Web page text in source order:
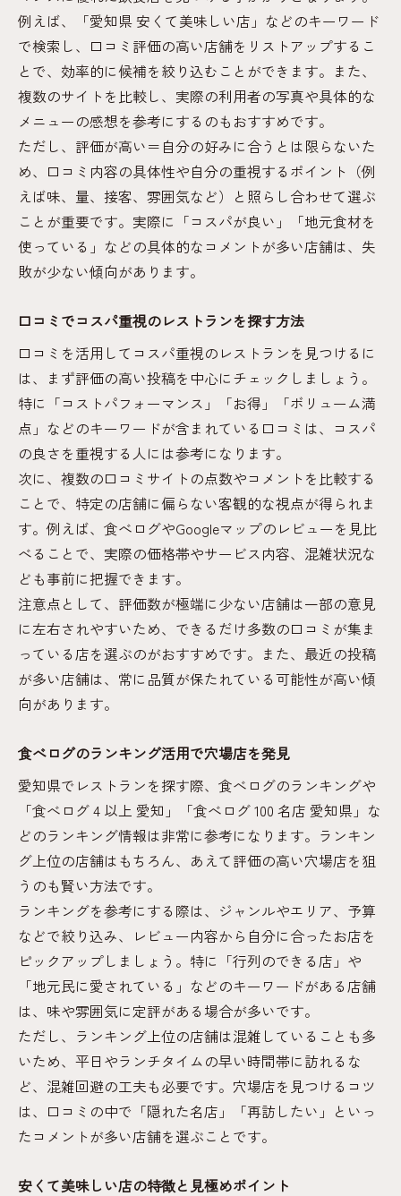
例えば、「愛知県 安くて美味しい店」などのキーワード
で検索し、口コミ評価の高い店舗をリストアップするこ
とで、効率的に候補を絞り込むことができます。また、
複数のサイトを比較し、実際の利用者の写真や具体的な
メニューの感想を参考にするのもおすすめです。
ただし、評価が高い＝自分の好みに合うとは限らないた
め、口コミ内容の具体性や自分の重視するポイント（例
えば味、量、接客、雰囲気など）と照らし合わせて選ぶ
ことが重要です。実際に「コスパが良い」「地元食材を
使っている」などの具体的なコメントが多い店舗は、失
敗が少ない傾向があります。
口コミでコスパ重視のレストランを探す方法
口コミを活用してコスパ重視のレストランを見つけるに
は、まず評価の高い投稿を中心にチェックしましょう。
特に「コストパフォーマンス」「お得」「ボリューム満
点」などのキーワードが含まれている口コミは、コスパ
の良さを重視する人には参考になります。
次に、複数の口コミサイトの点数やコメントを比較する
ことで、特定の店舗に偏らない客観的な視点が得られま
す。例えば、食べログやGoogleマップのレビューを見比
べることで、実際の価格帯やサービス内容、混雑状況な
ども事前に把握できます。
注意点として、評価数が極端に少ない店舗は一部の意見
に左右されやすいため、できるだけ多数の口コミが集ま
っている店を選ぶのがおすすめです。また、最近の投稿
が多い店舗は、常に品質が保たれている可能性が高い傾
向があります。
食べログのランキング活用で穴場店を発見
愛知県でレストランを探す際、食べログのランキングや
「食べログ 4 以上 愛知」「食べログ 100 名店 愛知県」な
どのランキング情報は非常に参考になります。ランキン
グ上位の店舗はもちろん、あえて評価の高い穴場店を狙
うのも賢い方法です。
ランキングを参考にする際は、ジャンルやエリア、予算
などで絞り込み、レビュー内容から自分に合ったお店を
ピックアップしましょう。特に「行列のできる店」や
「地元民に愛されている」などのキーワードがある店舗
は、味や雰囲気に定評がある場合が多いです。
ただし、ランキング上位の店舗は混雑していることも多
いため、平日やランチタイムの早い時間帯に訪れるな
ど、混雑回避の工夫も必要です。穴場店を見つけるコツ
は、口コミの中で「隠れた名店」「再訪したい」といっ
たコメントが多い店舗を選ぶことです。
安くて美味しい店の特徴と見極めポイント